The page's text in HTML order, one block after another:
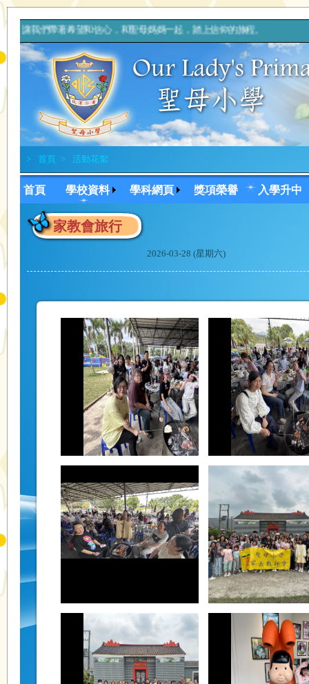
讓我們帶著希望和信心，和聖母媽媽一起，踏上信仰的旅程
> 首頁 > 活動花絮
首頁 學校資料 學科網頁 獎項榮譽 入學升中
家教會旅行
2026-03-28 (星期六)